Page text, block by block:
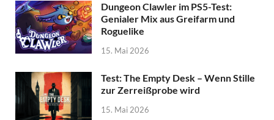
Dungeon Clawler im PS5-Test:
Genialer Mix aus Greifarm und
Roguelike
15. Mai 2026
Test: The Empty Desk – Wenn Stille
zur Zerreißprobe wird
15. Mai 2026